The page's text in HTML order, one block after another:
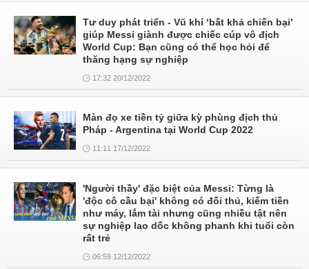
Tư duy phát triển - Vũ khí ‘bất khả chiến bại’
giúp Messi giành được chiếc cúp vô địch
World Cup: Bạn cũng có thể học hỏi để
thăng hạng sự nghiệp
17:32 20/12/2022
Màn đọ xe tiền tỷ giữa kỳ phùng địch thủ
Pháp - Argentina tại World Cup 2022
11:11 17/12/2022
'Người thầy' đặc biệt của Messi: Từng là
'độc cô cầu bại' không có đối thủ, kiếm tiền
như máy, lắm tài nhưng cũng nhiều tật nên
sự nghiệp lao dốc không phanh khi tuổi còn
rất trẻ
06:59 12/12/2022